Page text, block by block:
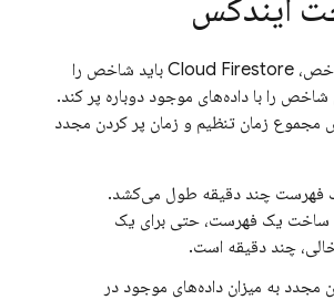
ایندکس
Cloud Firestore باید شاخص را
را با داده‌های موجود دوباره پر کند.
زمان تنظیم و زمان پر کردن مجدد
یک فهرست چند دقیقه طول می‌کشد.
ساخت یک فهرست، حتی برای یک
خالی، چند دقیقه است.
مجدد به میزان داده‌های موجود در